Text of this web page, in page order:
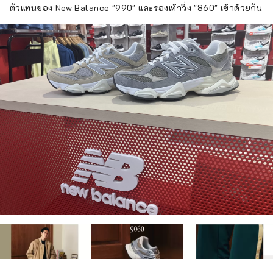
ตัวแทนของ New Balance "990" และรองเท้าวิ่ง "860" เข้าด้วยกัน